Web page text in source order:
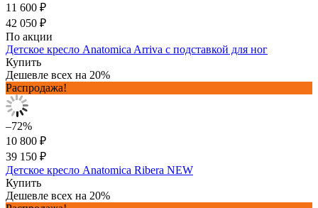
11 600 ₽
42 050 ₽
По акции
Детское кресло Anatomica Arriva с подставкой для ног
Купить
Дешевле всех на 20%
Распродажа!
–72%
10 800 ₽
39 150 ₽
Детское кресло Anatomica Ribera NEW
Купить
Дешевле всех на 20%